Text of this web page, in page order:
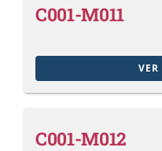
C001-M011
C001-M012